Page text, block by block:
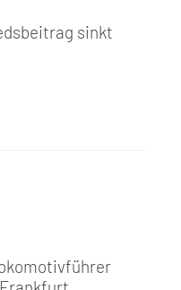
sinkt